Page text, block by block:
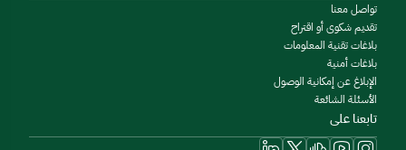
تواصل معنا
تقديم شكوى أو اقتراح
بلاغات تقنية المعلومات
بلاغات أمنية
الإبلاغ عن إمكانية الوصول
الأسئلة الشائعة
تابعنا على